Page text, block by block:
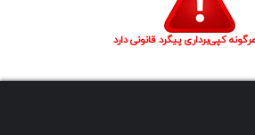
کپی‌برداری پیگرد قانونی دارد